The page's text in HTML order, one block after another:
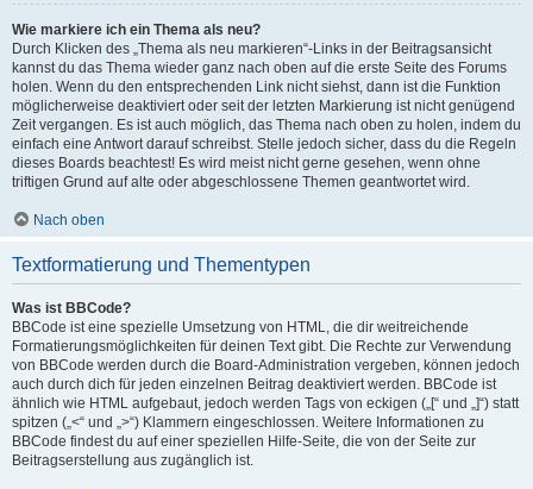
Wie markiere ich ein Thema als neu?
Durch Klicken des „Thema als neu markieren“-Links in der Beitragsansicht
kannst du das Thema wieder ganz nach oben auf die erste Seite des Forums
holen. Wenn du den entsprechenden Link nicht siehst, dann ist die Funktion
möglicherweise deaktiviert oder seit der letzten Markierung ist nicht genügend
Zeit vergangen. Es ist auch möglich, das Thema nach oben zu holen, indem du
einfach eine Antwort darauf schreibst. Stelle jedoch sicher, dass du die Regeln
dieses Boards beachtest! Es wird meist nicht gerne gesehen, wenn ohne
triftigen Grund auf alte oder abgeschlossene Themen geantwortet wird.
Nach oben
Textformatierung und Thementypen
Was ist BBCode?
BBCode ist eine spezielle Umsetzung von HTML, die dir weitreichende
Formatierungsmöglichkeiten für deinen Text gibt. Die Rechte zur Verwendung
von BBCode werden durch die Board-Administration vergeben, können jedoch
auch durch dich für jeden einzelnen Beitrag deaktiviert werden. BBCode ist
ähnlich wie HTML aufgebaut, jedoch werden Tags von eckigen („[“ und „]“) statt
spitzen („<“ und „>“) Klammern eingeschlossen. Weitere Informationen zu
BBCode findest du auf einer speziellen Hilfe-Seite, die von der Seite zur
Beitragserstellung aus zugänglich ist.